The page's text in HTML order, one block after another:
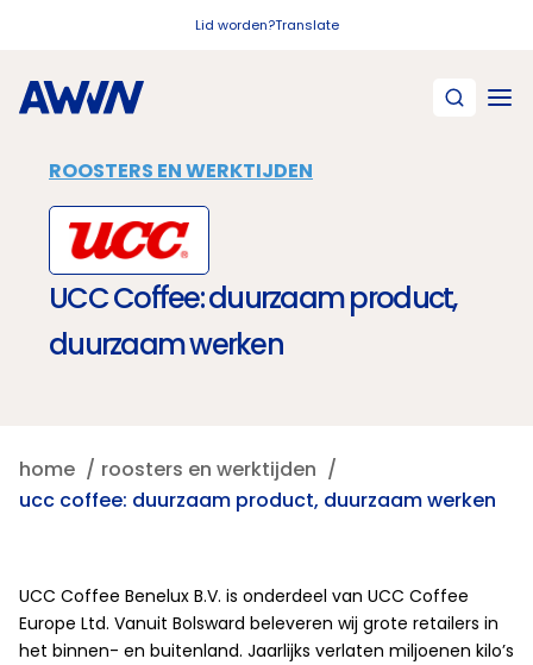
Lid worden?Translate
ROOSTERS EN WERKTIJDEN
UCC Coffee: duurzaam product,
duurzaam werken
home
roosters en werktijden
ucc coffee: duurzaam product, duurzaam werken
UCC Coffee Benelux B.V. is onderdeel van UCC Coffee
Europe Ltd. Vanuit Bolsward beleveren wij grote retailers in
het binnen- en buitenland. Jaarlijks verlaten miljoenen kilo’s